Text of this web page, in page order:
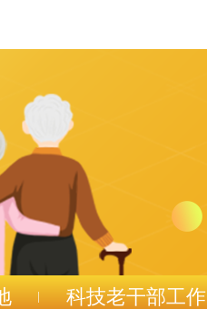
科技老干部工作